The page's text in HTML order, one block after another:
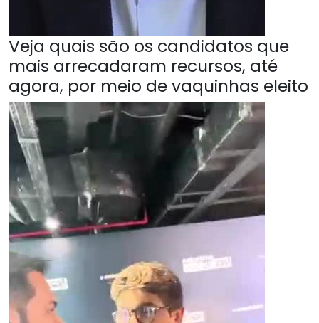
Veja quais são os candidatos que
mais arrecadaram recursos, até
agora, por meio de vaquinhas eleito